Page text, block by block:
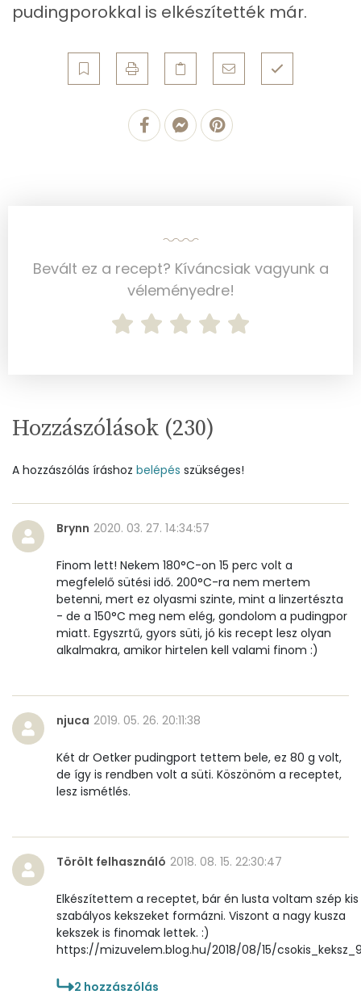
Telített zsírsav
10 g
Egyszeresen telítetlen zsírsav:
24 g
Többszörösen telítetlen zsírsav
15 g
22 mg
Foszfor
Nátrium
Réz
0 mg
Szénhidrát
Összesen
98.4 g
Víz
Összesen
Vitaminok
A vitamin (RAE):
512 micro
B6 vitamin:
0 mg
B12 Vitamin:
pudingporokkal is elkészítették már.
Bevált ez a recept? Kíváncsiak vagyunk a
véleményedre!
Hozzászólások (230)
A hozzászólás íráshoz belépés szükséges!
Brynn 2020. 03. 27. 14:34:57
Finom lett! Nekem 180°C-on 15 perc volt a
megfelelő sütési idő. 200°C-ra nem mertem
betenni, mert ez olyasmi szinte, mint a linzertészta
- de a 150°C meg nem elég, gondolom a pudingpor
miatt. Egyszrtű, gyors süti, jó kis recept lesz olyan
alkalmakra, amikor hirtelen kell valami finom :)
njuca 2019. 05. 26. 20:11:38
Két dr Oetker pudingport tettem bele, ez 80 g volt,
de így is rendben volt a süti. Köszönöm a receptet,
lesz ismétlés.
Törölt felhasználó 2018. 08. 15. 22:30:47
Elkészítettem a receptet, bár én lusta voltam szép kis
szabályos kekszeket formázni. Viszont a nagy kusza
kekszek is finomak lettek. :)
https://mizuvelem.blog.hu/2018/08/15/
2 hozzászólás